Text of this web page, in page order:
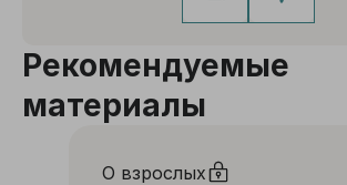
Рекомендуемые
материалы
О взрослых